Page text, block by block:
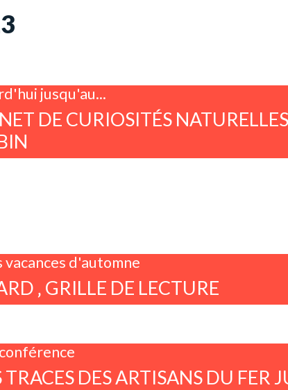
jusqu'au...
DE CURIOSITÉS
vacances d'automne
‚ GRILLE DE LECTURE
TRACES DES ARTISANS DU FER